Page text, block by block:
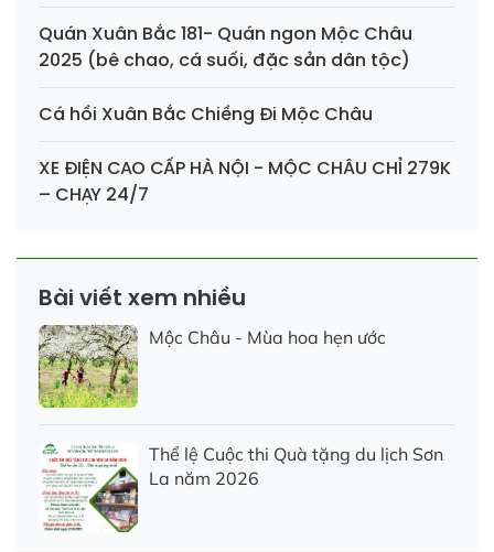
Quán Xuân Bắc 181- Quán ngon Mộc Châu
2025 (bê chao, cá suối, đặc sản dân tộc)
Cá hồi Xuân Bắc Chiềng Đi Mộc Châu
XE ĐIỆN CAO CẤP HÀ NỘI - MỘC CHÂU CHỈ 279K
– CHẠY 24/7
Bài viết xem nhiều
Mộc Châu - Mùa hoa hẹn ước
Thể lệ Cuộc thi Quà tặng du lịch Sơn
La năm 2026